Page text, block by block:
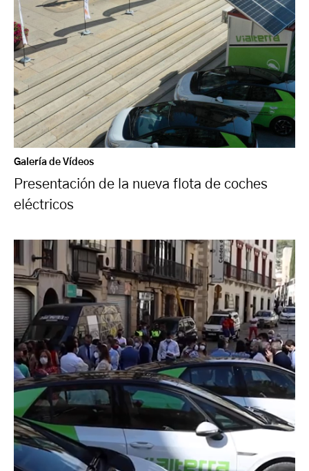
Galería de Vídeos
Presentación de la nueva flota de coches
eléctricos